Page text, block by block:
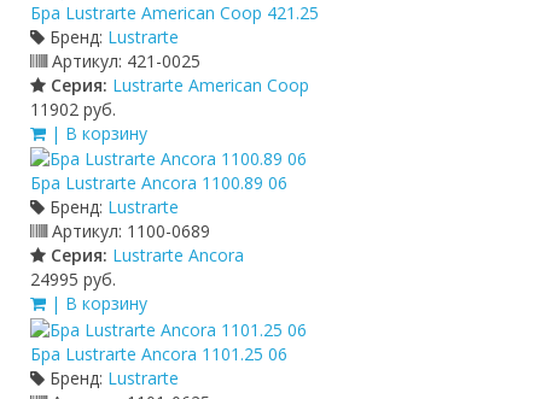
Бра Lustrarte American Coop 421.25
Бренд: Lustrarte
Артикул: 421-0025
Серия: Lustrarte American Coop
11902 руб.
| В корзину
Бра Lustrarte Ancora 1100.89 06
Бренд: Lustrarte
Артикул: 1100-0689
Серия: Lustrarte Ancora
24995 руб.
| В корзину
Бра Lustrarte Ancora 1101.25 06
Бренд: Lustrarte